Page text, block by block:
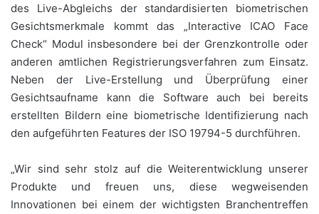
des Live-Abgleichs der standardisierten biometrischen
Gesichtsmerkmale kommt das „Interactive ICAO Face
Check“ Modul insbesondere bei der Grenzkontrolle oder
anderen amtlichen Registrierungsverfahren zum Einsatz.
Neben der Live-Erstellung und Überprüfung einer
Gesichtsaufname kann die Software auch bei bereits
erstellten Bildern eine biometrische Identifizierung nach
den aufgeführten Features der ISO 19794-5 durchführen.
„Wir sind sehr stolz auf die Weiterentwicklung unserer
Produkte und freuen uns, diese wegweisenden
Innovationen bei einem der wichtigsten Branchentreffen